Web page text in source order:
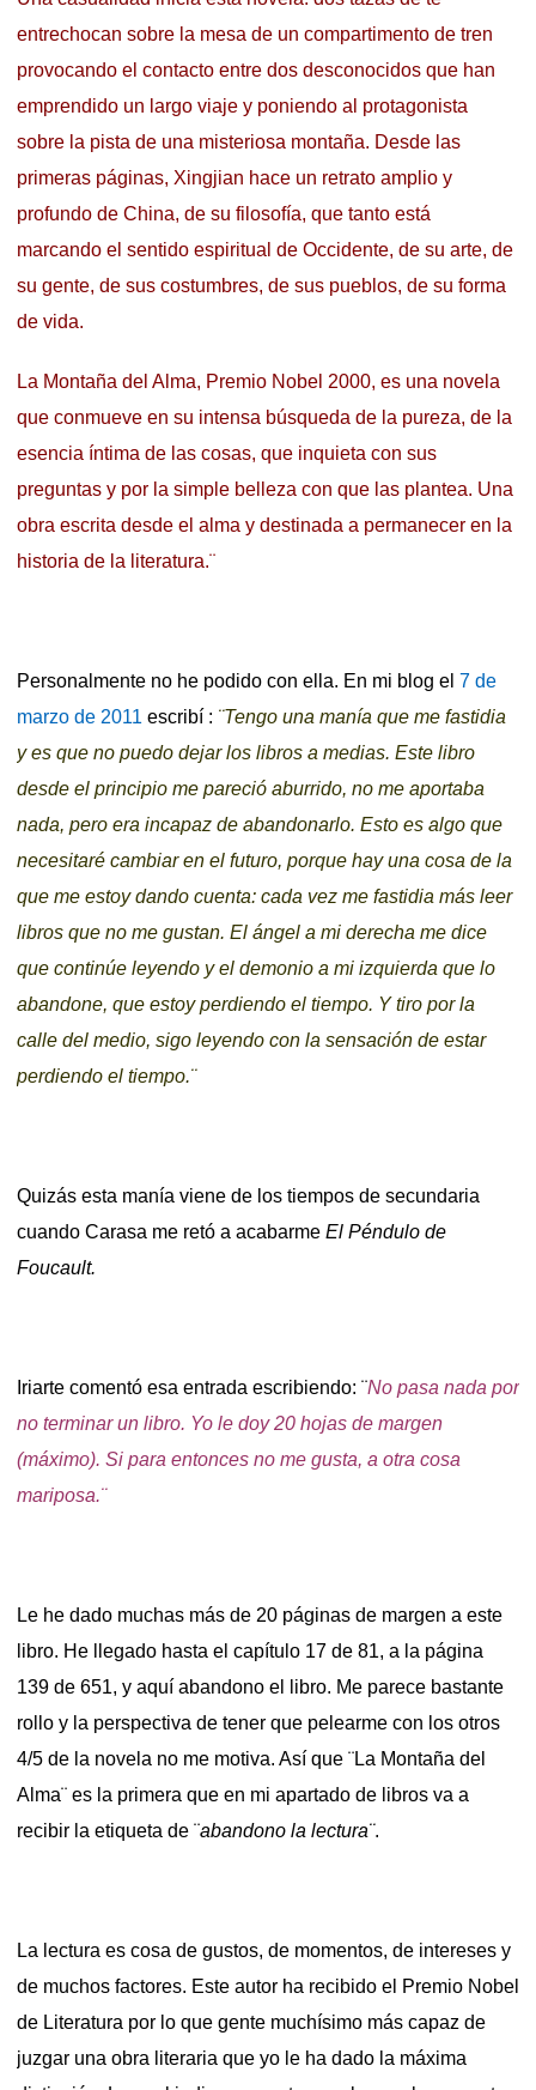
entrechocan sobre la mesa de un compartimento de tren
provocando el contacto entre dos desconocidos que han
emprendido un largo viaje y poniendo al protagonista
sobre la pista de una misteriosa montaña. Desde las
primeras páginas, Xingjian hace un retrato amplio y
profundo de China, de su filosofía, que tanto está
marcando el sentido espiritual de Occidente, de su arte, de
su gente, de sus costumbres, de sus pueblos, de su forma
de vida.
La Montaña del Alma, Premio Nobel 2000, es una novela
que conmueve en su intensa búsqueda de la pureza, de la
esencia íntima de las cosas, que inquieta con sus
preguntas y por la simple belleza con que las plantea. Una
obra escrita desde el alma y destinada a permanecer en la
historia de la literatura.¨
Personalmente no he podido con ella. En mi blog el 7 de
marzo de 2011 escribí : ¨Tengo una manía que me fastidia
y es que no puedo dejar los libros a medias. Este libro
desde el principio me pareció aburrido, no me aportaba
nada, pero era incapaz de abandonarlo. Esto es algo que
necesitaré cambiar en el futuro, porque hay una cosa de la
que me estoy dando cuenta: cada vez me fastidia más leer
libros que no me gustan. El ángel a mi derecha me dice
que continúe leyendo y el demonio a mi izquierda que lo
abandone, que estoy perdiendo el tiempo. Y tiro por la
calle del medio, sigo leyendo con la sensación de estar
perdiendo el tiempo.¨
Quizás esta manía viene de los tiempos de secundaria
cuando Carasa me retó a acabarme El Péndulo de
Foucault.
Iriarte comentó esa entrada escribiendo: ¨No pasa nada por
no terminar un libro. Yo le doy 20 hojas de margen
(máximo). Si para entonces no me gusta, a otra cosa
mariposa.¨
Le he dado muchas más de 20 páginas de margen a este
libro. He llegado hasta el capítulo 17 de 81, a la página
139 de 651, y aquí abandono el libro. Me parece bastante
rollo y la perspectiva de tener que pelearme con los otros
4/5 de la novela no me motiva. Así que ¨La Montaña del
Alma¨ es la primera que en mi apartado de libros va a
recibir la etiqueta de ¨abandono la lectura¨.
La lectura es cosa de gustos, de momentos, de intereses y
de muchos factores. Este autor ha recibido el Premio Nobel
de Literatura por lo que gente muchísimo más capaz de
juzgar una obra literaria que yo le ha dado la máxima